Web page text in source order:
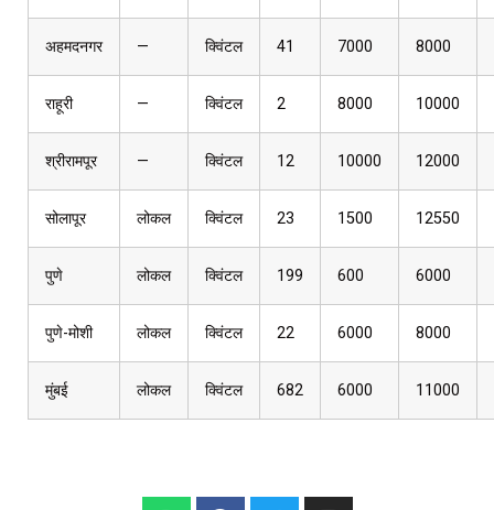
अहमदनगर — क्विंटल 41 7000 8000
राहूरी — क्विंटल 2 8000 10000
श्रीरामपूर — क्विंटल 12 10000 12000
सोलापूर लोकल क्विंटल 23 1500 12550
पुणे लोकल क्विंटल 199 600 6000
पुणे-मोशी लोकल क्विंटल 22 6000 8000
मुंबई लोकल क्विंटल 682 6000 11000